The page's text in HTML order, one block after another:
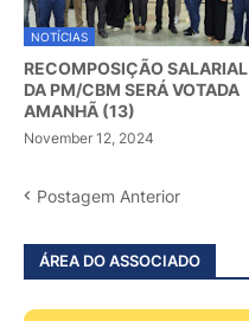
NOTÍCIAS
RECOMPOSIÇÃO SALARIAL
DA PM/CBM SERÁ VOTADA
AMANHÃ (13)
November 12, 2024
Postagem Anterior
ÁREA DO ASSOCIADO